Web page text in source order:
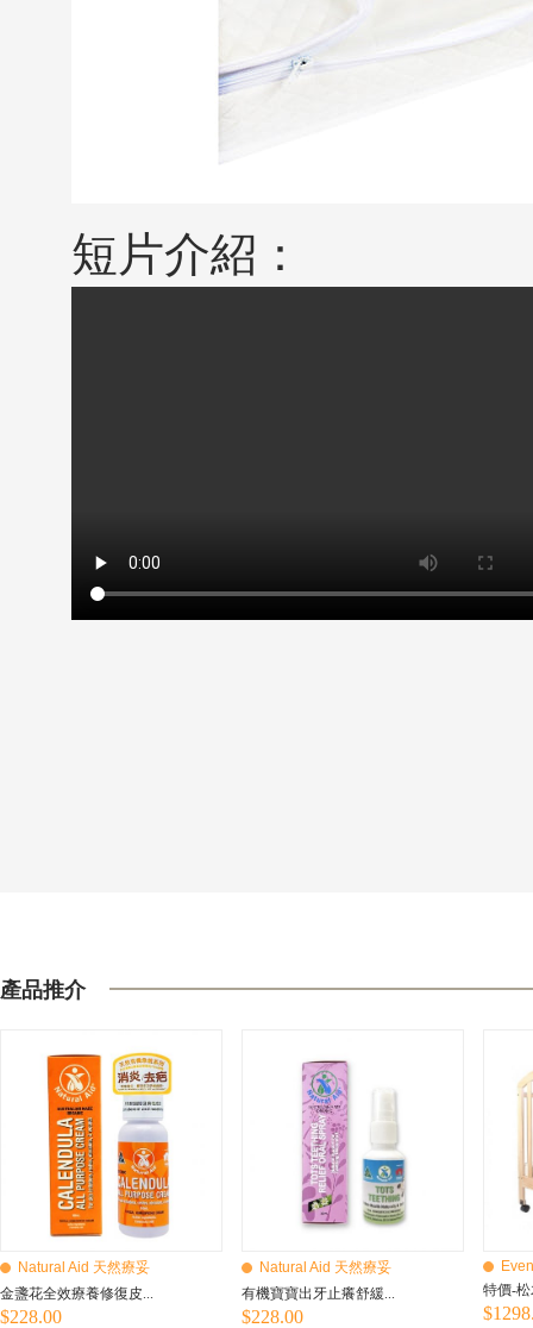
短片介紹：
產品推介
Natural Aid 天然療妥
金盞花全效療養修復皮...
$228.00
Natural Aid 天然療妥
有機寶寶出牙止癢舒緩...
$228.00
特價-